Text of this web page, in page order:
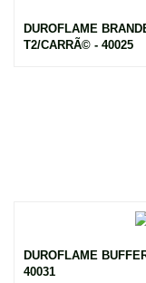
DUROFLAME
T2/CARRÃ© - 40025
DUROFLAME
40031